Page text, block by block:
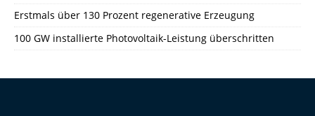
Erstmals über 130 Prozent regenerative Erzeugung
100 GW installierte Photovoltaik-Leistung überschritten